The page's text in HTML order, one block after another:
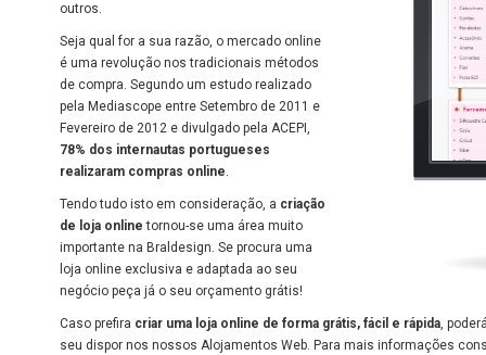
outros.
Seja qual for a sua razão, o mercado online
é uma revolução nos tradicionais métodos
de compra. Segundo um estudo realizado
pela Mediascope entre Setembro de 2011 e
Fevereiro de 2012 e divulgado pela ACEPI,
78% dos internautas portugueses
realizaram compras online.
Tendo tudo isto em consideração, a criação
de loja online tornou-se uma área muito
importante na Braldesign. Se procura uma
loja online exclusiva e adaptada ao seu
negócio peça já o seu orçamento grátis!
Caso prefira criar uma loja online de forma grátis, fácil e rápida,
seu dispor nos nossos Alojamentos Web. Para mais informações